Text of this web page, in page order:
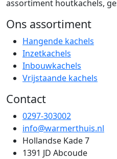
assortiment houtkachels,
Ons assortiment
Hangende kachels
Inzetkachels
Inbouwkachels
Vrijstaande kachels
Contact
0297-303002
info@warmerthuis.nl
Hollandse Kade 7
1391 JD Abcoude